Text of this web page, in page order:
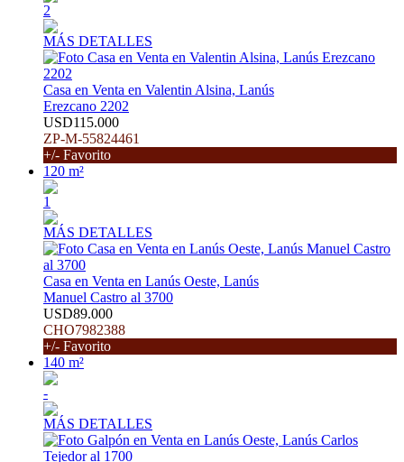
2
MÁS DETALLES
Casa en Venta en Valentin Alsina, Lanús
Erezcano 2202
USD115.000
ZP-M-55824461
+/- Favorito
120 m²
1
MÁS DETALLES
Casa en Venta en Lanús Oeste, Lanús
Manuel Castro al 3700
USD89.000
CHO7982388
+/- Favorito
140 m²
-
MÁS DETALLES